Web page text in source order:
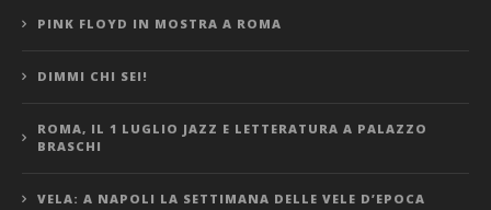
PINK FLOYD IN MOSTRA A ROMA
DIMMI CHI SEI!
ROMA, IL 1 LUGLIO JAZZ E LETTERATURA A PALAZZO
BRASCHI
VELA: A NAPOLI LA SETTIMANA DELLE VELE D’EPOCA